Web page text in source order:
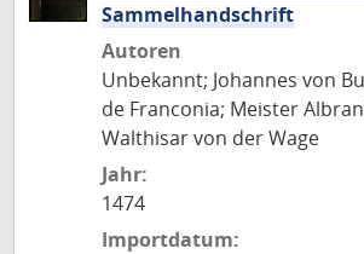
Sammelhandschrift
Autoren
Unbekannt; Johannes von
de Franconia; Meister
Walthisar von der Wage
Jahr:
1474
Importdatum: